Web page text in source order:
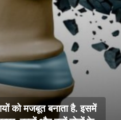
को मजबूत बनाता है. इसमें